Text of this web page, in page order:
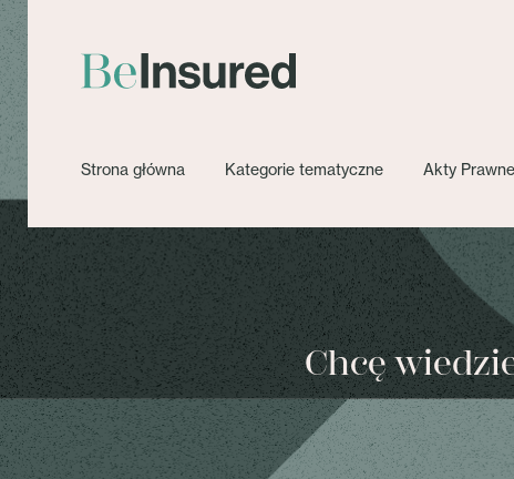
Strona główna Kategorie tematyczne Akty Prawne
Chcę